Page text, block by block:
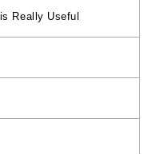
Really Useful